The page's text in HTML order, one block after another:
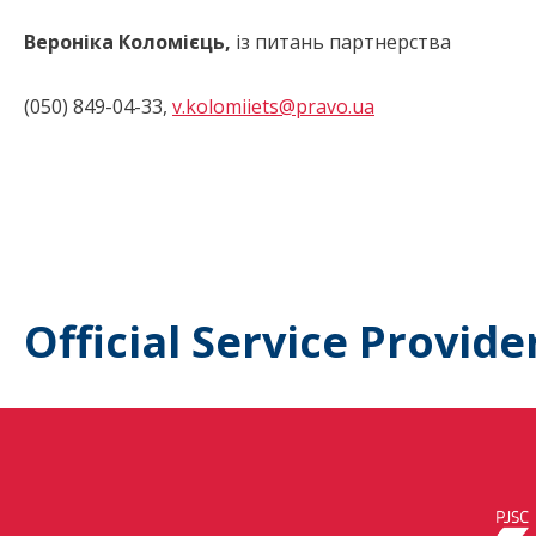
Вероніка Коломієць, із питань партнерства
(050) 849-04-33, v.kolomiiets@pravo.ua
Official Service